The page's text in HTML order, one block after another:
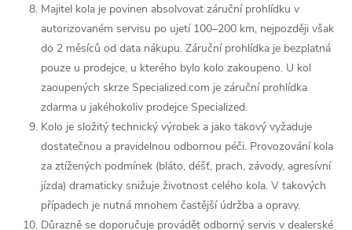
Majitel kola je povinen absolvovat záruční prohlídku v
autorizovaném servisu po ujetí 100–200 km, nejpozději však
do 2 měsíců od data nákupu. Záruční prohlídka je bezplatná
pouze u prodejce, u kterého bylo kolo zakoupeno. U kol
zaoupených skrze Specialized.com je záruční prohlídka
zdarma u jakéhokoliv prodejce Specialized.
Kolo je složitý technický výrobek a jako takový vyžaduje
dostatečnou a pravidelnou odbornou péči. Provozování kola
za ztížených podmínek (bláto, déšť, prach, závody, agresívní
jízda) dramaticky snižuje životnost celého kola. V takových
případech je nutná mnohem častější údržba a opravy.
Důrazně se doporučuje provádět odborný servis v dealerské